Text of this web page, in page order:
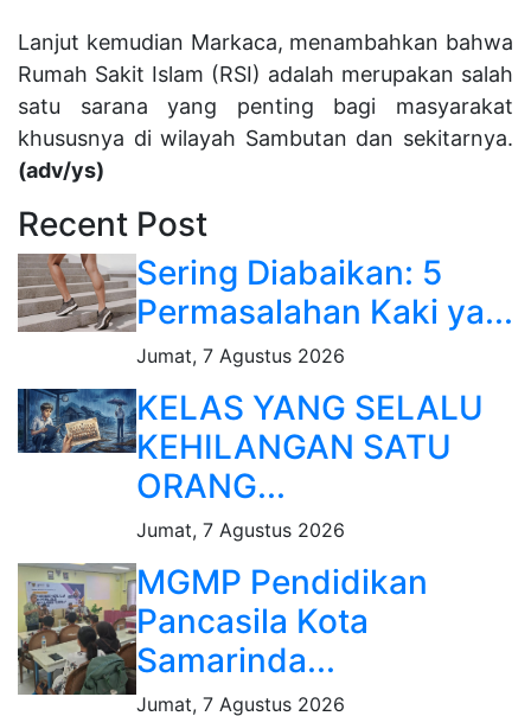
Lanjut kemudian Markaca, menambahkan bahwa
Rumah Sakit Islam (RSI) adalah merupakan salah
satu sarana yang penting bagi masyarakat
khususnya di wilayah Sambutan dan sekitarnya.
(adv/ys)
Recent Post
Sering Diabaikan: 5
Permasalahan Kaki ya...
Jumat, 7 Agustus 2026
KELAS YANG SELALU
KEHILANGAN SATU
ORANG...
Jumat, 7 Agustus 2026
MGMP Pendidikan
Pancasila Kota
Samarinda...
Jumat, 7 Agustus 2026